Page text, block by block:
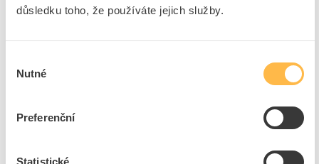
důsledku toho, že používáte jejich služby.
souhlasu
Nutné
Preferenční
Statistické
Cena s DPH 618,73 Kč/ks
do košíku